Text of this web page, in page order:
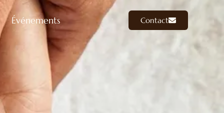
Événements Contact